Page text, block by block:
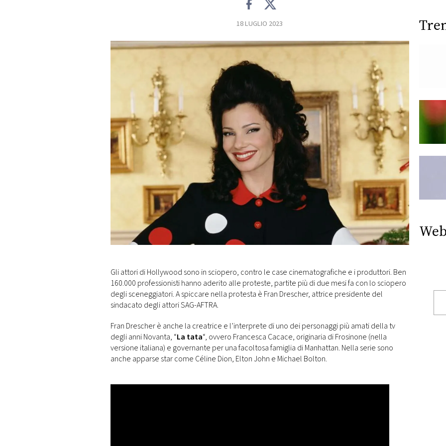
NEWS
CONCORSI
EVENTI
VIDEO
PRINCIPATO
DI
MONACO
RMC
CONSIGLIA
18 LUGLIO 2023
Gli attori di Hollywood sono in sciopero, contro le case cinematografiche e i produttori. Ben
160.000 professionisti hanno aderito alle proteste, partite più di due mesi fa con lo sciopero
degli sceneggiatori. A spiccare nella protesta è Fran Drescher, attrice presidente del
sindacato degli attori SAG-AFTRA.
Fran Drescher è anche la creatrice e l’interprete di uno dei personaggi più amati della tv
degli anni Novanta, “La tata“, ovvero Francesca Cacace, originaria di Frosinone (nella
versione italiana) e governante per una facoltosa famiglia di Manhattan. Nella serie sono
anche apparse star come Céline Dion, Elton John e Michael Bolton.